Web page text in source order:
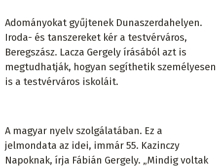
Adományokat gyűjtenek Dunaszerdahelyen.
Iroda- és tanszereket kér a testvérváros,
Beregszász. Lacza Gergely írásából azt is
megtudhatják, hogyan segíthetik személyesen
is a testvérváros iskoláit.
A magyar nyelv szolgálatában. Ez a
jelmondata az idei, immár 55. Kazinczy
Napoknak, írja Fábián Gergely. „Mindig voltak